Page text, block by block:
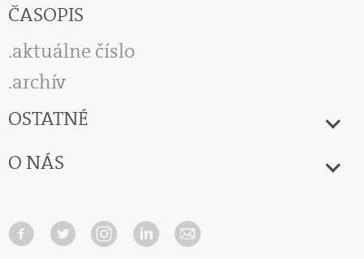
ČASOPIS
aktuálne číslo
archív
OSTATNÉ
O NÁS